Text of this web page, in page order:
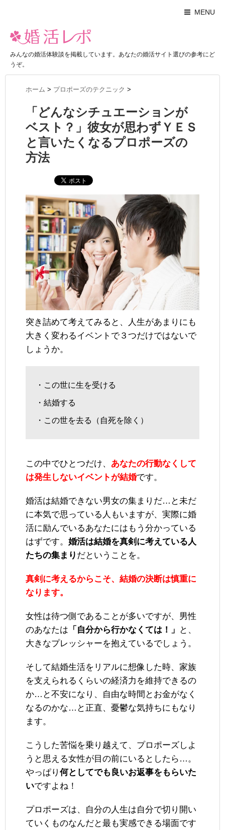
MENU
みんなの婚活体験談を掲載しています。あなたの婚活サイト選びの参考にど
うぞ。
ホーム > プロポーズのテクニック >
「どんなシチュエーションが
ベスト？」彼女が思わずＹＥＳ
と言いたくなるプロポーズの
方法
突き詰めて考えてみると、人生があまりにも
大きく変わるイベントで３つだけではないで
しょうか。
・この世に生を受ける
・結婚する
・この世を去る（自死を除く）
この中でひとつだけ、 あなたの行動なくして
は発生しないイベントが結婚です。
婚活は結婚できない男女の集まりだ…と未だ
に本気で思っている人もいますが、実際に婚
活に励んでいるあなたにはもう分かっている
はずです。 婚活は結婚を真剣に考えている人
たちの集まり だということを。
真剣に考えるからこそ、結婚の決断は慎重に
なります。
女性は待つ側であることが多いですが、男性
のあなたは 「自分から行かなくては！」
と、
大きなプレッシャーを抱えているでしょう。
そして結婚生活をリアルに想像した時、家族
を支えられるくらいの経済力を維持できるの
か…と不安になり、自由な時間とお金がなく
なるのかな…と正直、憂鬱な気持ちにもなり
ます。
こうした苦悩を乗り越えて、プロポーズしよ
うと思える女性が目の前にいるとしたら…。
やっぱり 何としてでも良いお返事をもらいた
いですよね！
プロポーズは、自分の人生は自分で切り開い
ていくものなんだと最も実感できる場面です